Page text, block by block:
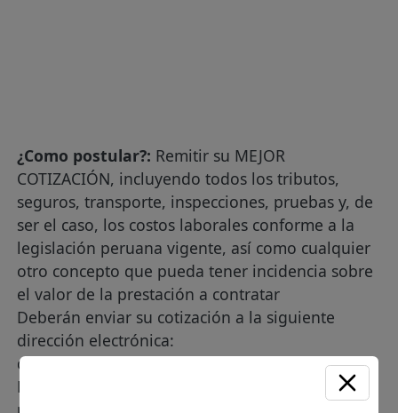
¿Como postular?: Remitir su MEJOR
COTIZACIÓN, incluyendo todos los tributos,
seguros, transporte, inspecciones, pruebas y, de
ser el caso, los costos laborales conforme a la
legislación peruana vigente, así como cualquier
otro concepto que pueda tener incidencia sobre
el valor de la prestación a contratar
Deberán enviar su cotización a la siguiente
dirección electrónica:
cbravo@electroperu.com.pe
Para concretar su participación y contratación